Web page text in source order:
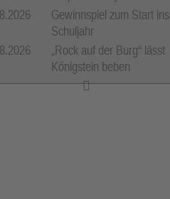
Gewinnspiel zum Start ins
Schuljahr
„Rock auf der Burg“ lässt
Königstein beben